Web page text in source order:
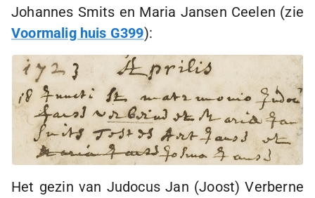
Johannes Smits en Maria Jansen Ceelen (zie
Voormalig huis G399):
Het gezin van Judocus Jan (Joost) Verberne